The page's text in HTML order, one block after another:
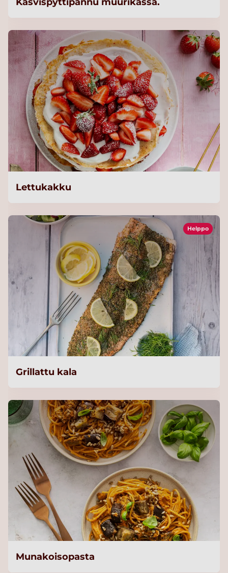
Lettukakku
Helppo
Grillattu kala
Munakoisopasta